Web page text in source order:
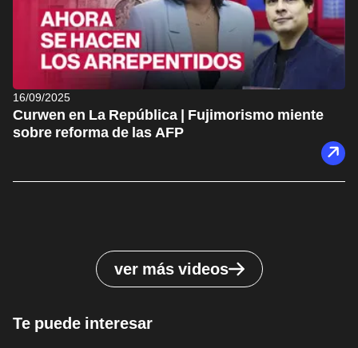
16/09/2025
Curwen en La República | Fujimorismo miente
sobre reforma de las AFP
ver más videos
Te puede interesar